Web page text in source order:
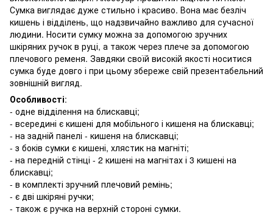
Сумка виглядає дуже стильно і красиво. Вона має безліч
кишень і відділень, що надзвичайно важливо для сучасної
людини. Носити сумку можна за допомогою зручних
шкіряних ручок в руці, а також через плече за допомогою
плечового ременя. Завдяки своїй високій якості носитися
сумка буде довго і при цьому збереже свій презентабельний
зовнішній вигляд.
Особливості:
- одне відділення на блискавці;
- всередині є кишені для мобільного і кишеня на блискавці;
- на задній панелі - кишеня на блискавці;
- з боків сумки є кишені, хлястик на магніті;
- на передній стінці - 2 кишені на магнітах і 3 кишені на
блискавці;
- в комплекті зручний плечовий ремінь;
- є дві шкіряні ручки;
- також є ручка на верхній стороні сумки.